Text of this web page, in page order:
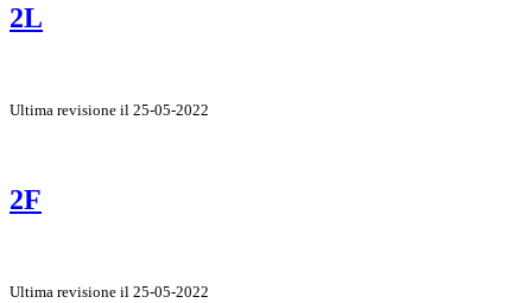
2L
Ultima revisione il 25-05-2022
2F
Ultima revisione il 25-05-2022